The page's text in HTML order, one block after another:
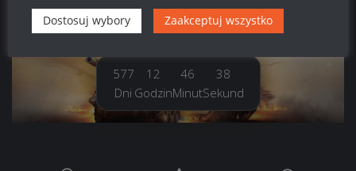
Brakwierzchołka drzewka od:
577
Dni
12
Godzin
46
Minut
38
Sekund
Dostosuj wybory Zaakceptuj wszystko